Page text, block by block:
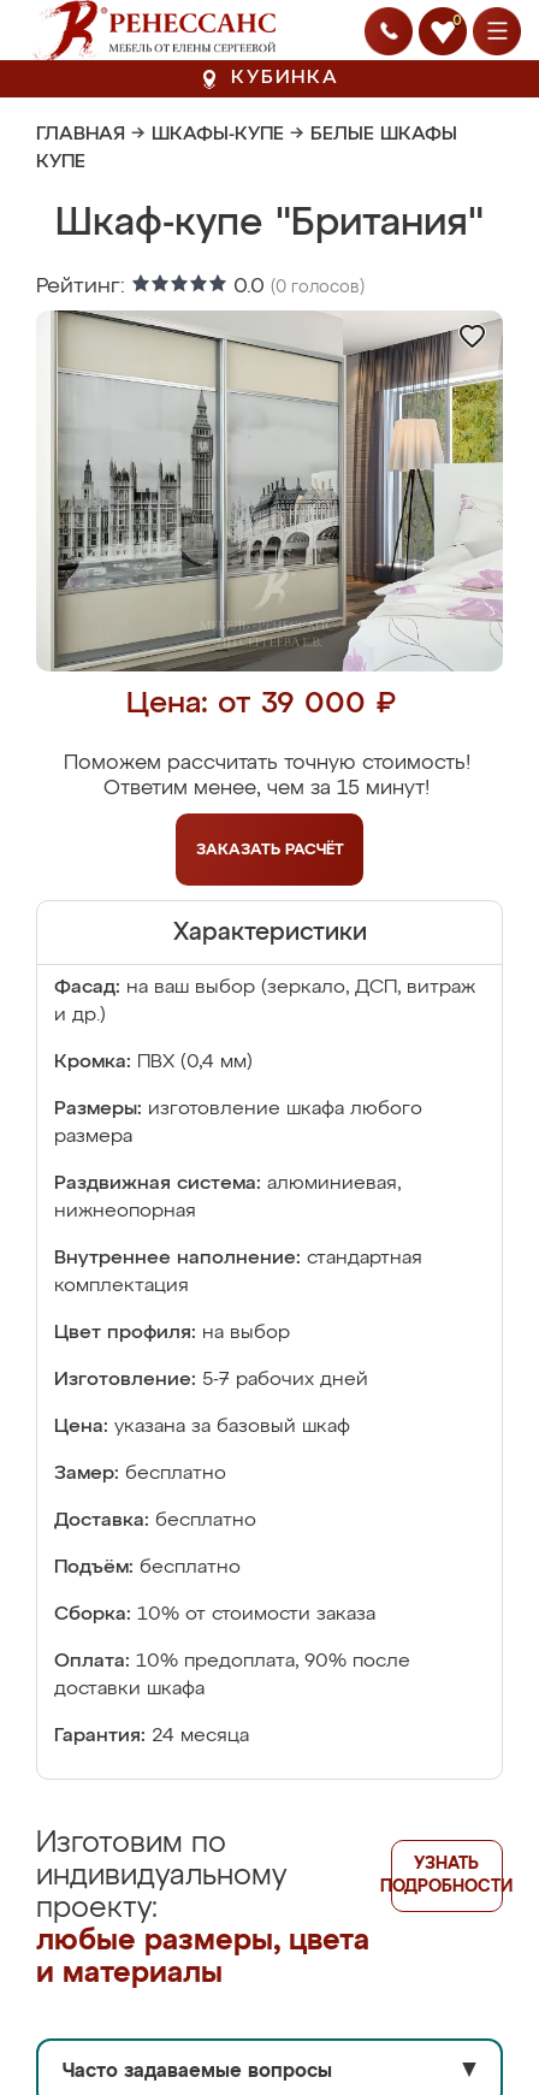
0
КУБИНКА
ГЛАВНАЯ → ШКАФЫ-КУПЕ → БЕЛЫЕ ШКАФЫ
КУПЕ
Шкаф-купе "Британия"
Рейтинг: 0.0 (0 голосов)
Цена: от 39 000 ₽
Поможем рассчитать точную стоимость!
Ответим менее, чем за 15 минут!
ЗАКАЗАТЬ РАСЧЁТ
Характеристики
Фасад: на ваш выбор (зеркало, ДСП, витраж
и др.)
Кромка: ПВХ (0,4 мм)
Размеры: изготовление шкафа любого
размера
Раздвижная система: алюминиевая,
нижнеопорная
Внутреннее наполнение: стандартная
комплектация
Цвет профиля: на выбор
Изготовление: 5-7 рабочих дней
Цена: указана за базовый шкаф
Замер: бесплатно
Доставка: бесплатно
Подъём: бесплатно
Сборка: 10% от стоимости заказа
Оплата: 10% предоплата, 90% после
доставки шкафа
Гарантия: 24 месяца
Изготовим по
индивидуальному
проекту:
любые размеры, цвета
и материалы
УЗНАТЬ
ПОДРОБНОСТИ
Часто задаваемые вопросы ▼